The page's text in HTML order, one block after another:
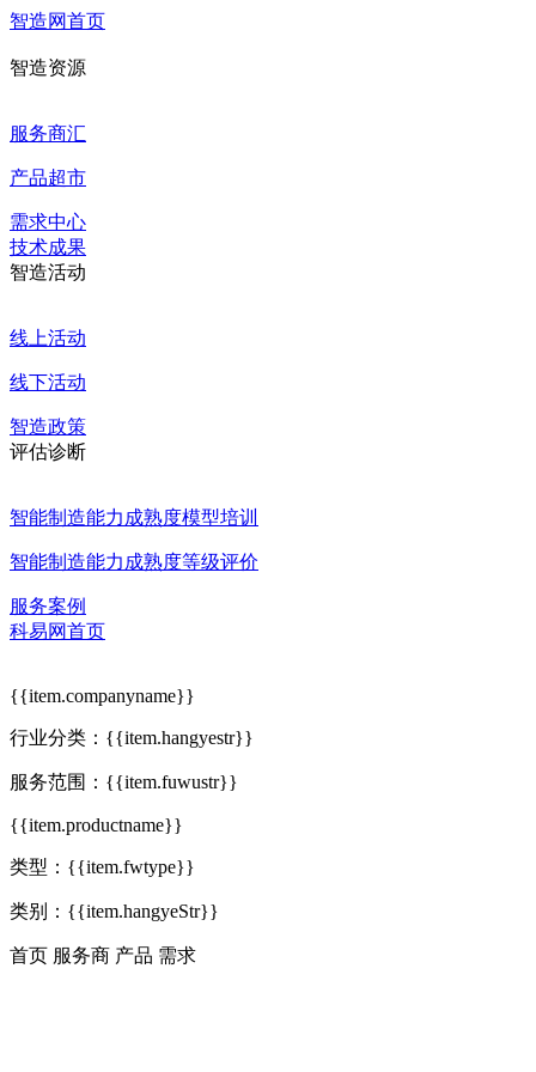
智造网首页
智造资源
服务商汇
产品超市
需求中心
技术成果
智造活动
线上活动
线下活动
智造政策
评估诊断
智能制造能力成熟度模型培训
智能制造能力成熟度等级评价
服务案例
科易网首页
{{item.companyname}}
行业分类： {{item.hangyestr}}
服务范围： {{item.fuwustr}}
{{item.productname}}
类型： {{item.fwtype}}
类别： {{item.hangyeStr}}
首页 服务商 产品 需求